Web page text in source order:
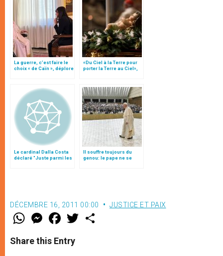
La guerre, c’est faire le
choix « de Caïn », déplore
«Du Ciel à la Terre pour
porter la Terre au Ciel»,
Le cardinal Dalla Costa
déclaré "Juste parmi les
Il souffre toujours du
genou: le pape ne se
DÉCEMBRE 16, 2011 00:00 JUSTICE ET PAIX
W
t
s
M
e
s
e
F
a
e
b
w
Share this Entry